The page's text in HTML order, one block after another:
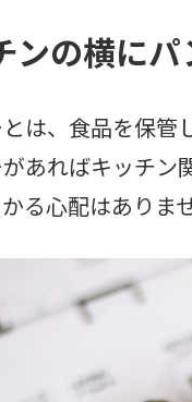
ンの横に
は、食品を保管
あればキッチン
る心配はありませ